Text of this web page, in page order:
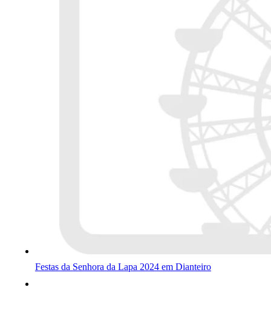
Festas da Senhora da Lapa 2024 em Dianteiro